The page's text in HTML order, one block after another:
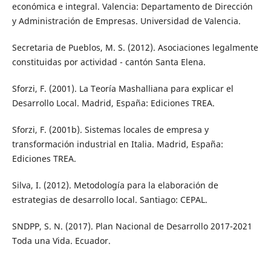
económica e integral. Valencia: Departamento de Dirección
y Administración de Empresas. Universidad de Valencia.
Secretaria de Pueblos, M. S. (2012). Asociaciones legalmente
constituidas por actividad - cantón Santa Elena.
Sforzi, F. (2001). La Teoría Mashalliana para explicar el
Desarrollo Local. Madrid, España: Ediciones TREA.
Sforzi, F. (2001b). Sistemas locales de empresa y
transformación industrial en Italia. Madrid, España:
Ediciones TREA.
Silva, I. (2012). Metodología para la elaboración de
estrategias de desarrollo local. Santiago: CEPAL.
SNDPP, S. N. (2017). Plan Nacional de Desarrollo 2017-2021
Toda una Vida. Ecuador.